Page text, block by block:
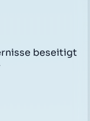
beseitigt